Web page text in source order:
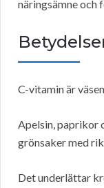
näringsämne och
C-vitamin är
Apelsin, paprikor
grönsaker med
Det underlättar